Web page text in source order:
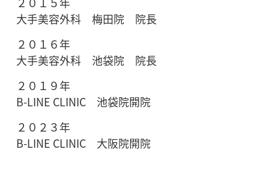
大手美容外科 梅田院 院長
２０１６年
大手美容外科 池袋院 院長
２０１９年
B-LINE CLINIC 池袋院開院
２０２３年
B-LINE CLINIC 大阪院開院